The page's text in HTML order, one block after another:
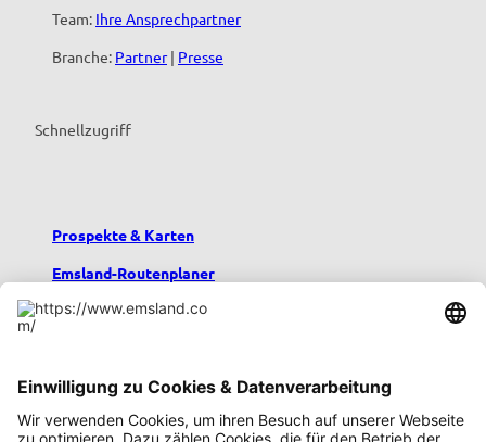
Team: Ihre Ansprechpartner
Branche: Partner| Presse
Schnellzugriff
Prospekte & Karten
Emsland-Routenplaner
Emsland-Blog
Urlaub mit Kindern
Podcast emsland.entspannt